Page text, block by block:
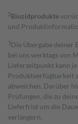
2Biozidprodukte
und
3Die Übergabe deiner
bei uns werktags von
Lieferzeitpunkt kann
Produktverfügbarkeit
abweichen. Darüber
Prüfungen, die zu
Lieferfrist um die
verlängern.